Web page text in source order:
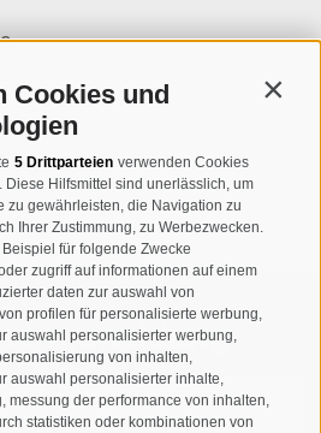
Cookies und
5 Drittparteien verwenden Cookies
Hilfsmittel sind unerlässlich, um
zu gewährleisten, die Navigation zu
Ihrer Zustimmung, zu Werbezwecken.
für folgende Zwecke
zugriff auf informationen auf einem
daten zur auswahl von
profilen für personalisierte werbung,
auswahl personalisierter werbung,
von inhalten,
auswahl personalisierter inhalte,
messung der performance von inhalten,
statistiken oder kombinationen von